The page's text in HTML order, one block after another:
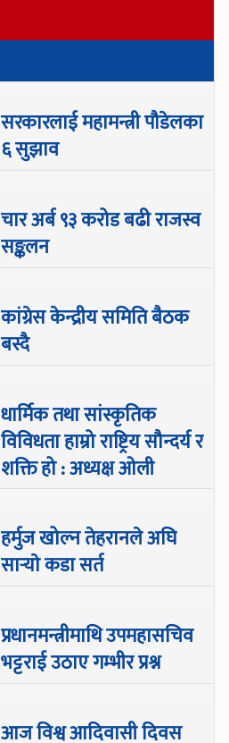
सरकारलाई महामन्त्री पौडेलका
६ सुझाव
चार अर्ब ९३ करोड बढी राजस्व
सङ्कलन
कांग्रेस केन्द्रीय समिति बैठक
बस्दै
धार्मिक तथा सांस्कृतिक
विविधता हाम्रो राष्ट्रिय सौन्दर्य र
शक्ति हो : अध्यक्ष ओली
हर्मुज खोल्न तेहरानले अघि
सार्‍याे कडा सर्त
प्रधानमन्त्रीमाथि उपमहासचिव
भट्टराई उठाए गम्भीर प्रश्न
आज विश्व आदिवासी दिवस